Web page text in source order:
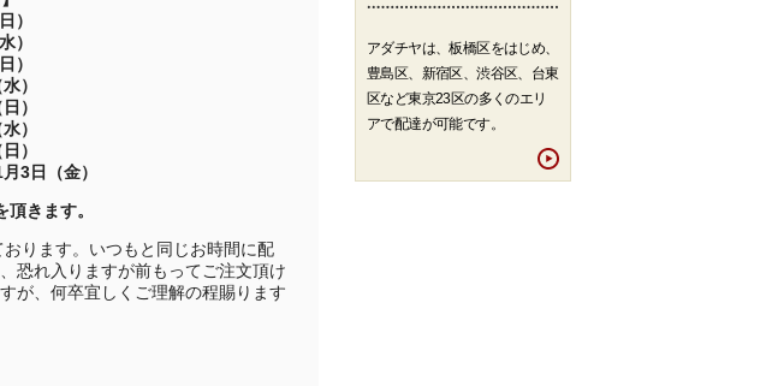
）
）
）
）
）
）
）
3日（金）
頂きます。
ります。いつもと同じお時間に配
恐れ入りますが前もってご注文頂け
が、何卒宜しくご理解の程賜ります
アダチヤは、板橋区をはじめ、
豊島区、新宿区、渋谷区、台東
区など東京23区の多くのエリ
アで配達が可能です。